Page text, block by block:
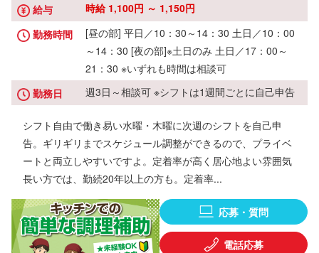
給与
時給 1,100円 ～ 1,150円
勤務時間
[昼の部] 平日／10：30～14：30 土日／10：00
～14：30 [夜の部]※土日のみ 土日／17：00～
21：30 ※いずれも時間は相談可
勤務日
週3日～相談可 ※シフトは1週間ごとに自己申告
シフト自由で働き易い水曜・木曜に次週のシフトを自己申
告。ギリギリまでスケジュール調整ができるので、プライベ
ートと両立しやすいですよ。定着率が高く居心地よい雰囲気
長い方では、勤続20年以上の方も。定着率...
応募・質問
電話応募